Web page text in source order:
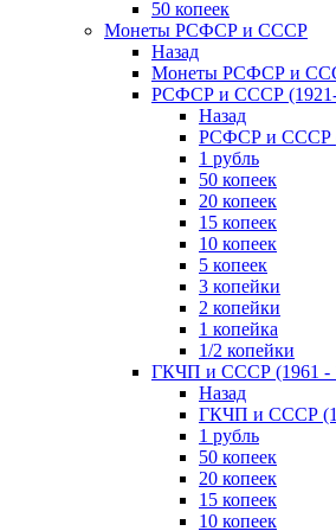
50 копеек
Монеты РСФСР и СССР
Назад
Монеты РСФСР и
РСФСР и СССР
Назад
РСФСР и СССР
1 рубль
50 копеек
20 копеек
15 копеек
10 копеек
5 копеек
3 копейки
2 копейки
1 копейка
1/2 копейки
ГКЧП и СССР (1961 -
Назад
ГКЧП и СССР
1 рубль
50 копеек
20 копеек
15 копеек
10 копеек